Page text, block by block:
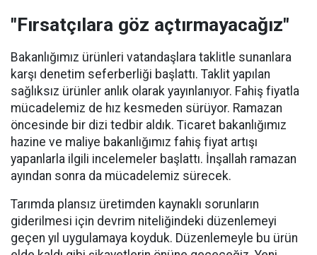
"Fırsatçılara göz açtırmayacağız"
Bakanlığımız ürünleri vatandaşlara taklitle sunanlara
karşı denetim seferberliği başlattı. Taklit yapılan
sağlıksız ürünler anlık olarak yayınlanıyor. Fahiş fiyatla
mücadelemiz de hız kesmeden sürüyor. Ramazan
öncesinde bir dizi tedbir aldık. Ticaret bakanlığımız
hazine ve maliye bakanlığımız fahiş fiyat artışı
yapanlarla ilgili incelemeler başlattı. İnşallah ramazan
ayından sonra da mücadelemiz sürecek.
Tarımda plansız üretimden kaynaklı sorunların
giderilmesi için devrim niteliğindeki düzenlemeyi
geçen yıl uygulamaya koyduk. Düzenlemeyle bu ürün